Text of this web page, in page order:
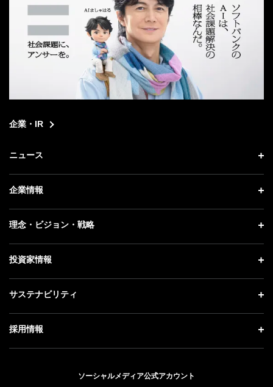
企業・IR
ニュース
ニュース トップ
プレスリリース
更新情報
企業情報
企業情報 トップ
社長メッセージ
事業紹介
理念・ビジョン・戦略
理念・ビジョン・戦略 トップ
成長戦略「Activate AI for Society」
人材戦略
投資家情報
投資家情報 トップ
経営方針
サステナビリティ
サステナビリティ トップ
トップメッセージ
ESG方針・体制
採用情報
ソーシャルメディア公式アカウント